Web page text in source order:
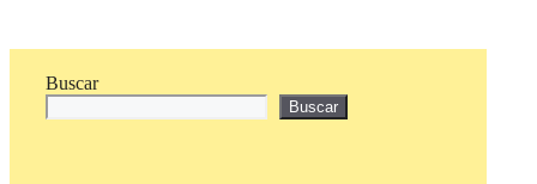
Buscar
Buscar